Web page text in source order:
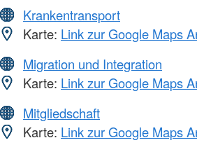
Krankentransport
Karte: Link zur Google Maps
Migration und Integration
Karte: Link zur Google Maps
Mitgliedschaft
Karte: Link zur Google Maps